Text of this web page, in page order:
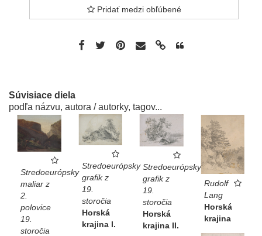
Pridať medzi obľúbené
Súvisiace diela
podľa názvu, autora / autorky, tagov...
Stredoeurópsky
maliar z
2.
polovice
19.
storočia
Stredoeurópsky
grafik z
19.
storočia
Horská
krajina I.
Stredoeurópsky
grafik z
19.
storočia
Horská
krajina II.
Rudolf
Lang
Horská
krajina